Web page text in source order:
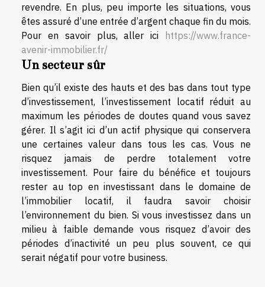
revendre. En plus, peu importe les situations, vous
êtes assuré d’une entrée d’argent chaque fin du mois.
Pour en savoir plus, aller ici
https://www.france-
avenir-immobilier.fr/
Un secteur sûr
Bien qu’il existe des hauts et des bas dans tout type
d’investissement, l’investissement locatif réduit au
maximum les périodes de doutes quand vous savez
gérer. Il s’agit ici d’un actif physique qui conservera
une certaines valeur dans tous les cas. Vous ne
risquez jamais de perdre totalement votre
investissement. Pour faire du bénéfice et toujours
rester au top en investissant dans le domaine de
l’immobilier locatif, il faudra savoir choisir
l’environnement du bien. Si vous investissez dans un
milieu à faible demande vous risquez d’avoir des
périodes d’inactivité un peu plus souvent, ce qui
serait négatif pour votre business.